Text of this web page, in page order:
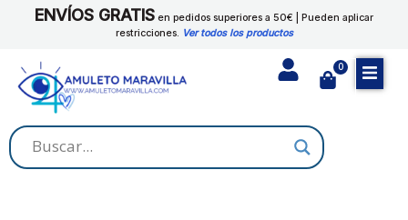
ENVÍOS GRATIS en pedidos superiores a 50€ | Pueden aplicar
restricciones. Ver todos los productos
0
Cart